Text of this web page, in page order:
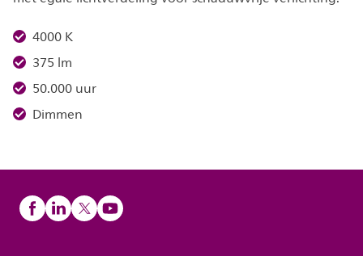
4000 K
375 lm
50.000 uur
Dimmen